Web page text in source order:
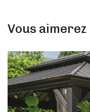
Vous